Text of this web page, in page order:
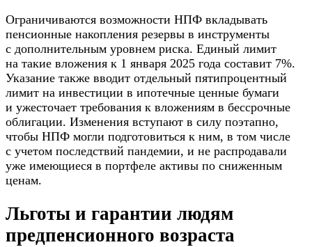
Ограничиваются возможности НПФ вкладывать
пенсионные накопления резервы в инструменты
с дополнительным уровнем риска. Единый лимит
на такие вложения к 1 января 2025 года составит 7%.
Указание также вводит отдельный пятипроцентный
лимит на инвестиции в ипотечные ценные бумаги
и ужесточает требования к вложениям в бессрочные
облигации. Изменения вступают в силу поэтапно,
чтобы НПФ могли подготовиться к ним, в том числе
с учетом последствий пандемии, и не распродавали
уже имеющиеся в портфеле активы по сниженным
ценам.
Льготы и гарантии людям
предпенсионного возраста